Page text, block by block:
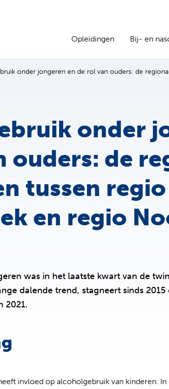
Opleidingen Bij- en
onder jongeren en de rol van ouders: de
onder
ouders: de
tussen regio
en regio
was in het laatste kwart van de
dalende trend, stagneert sinds
2021.
invloed op alcoholgebruik van kinderen.